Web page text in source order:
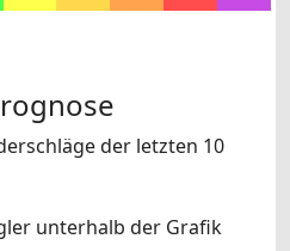
der letzten 10
unterhalb der Grafik